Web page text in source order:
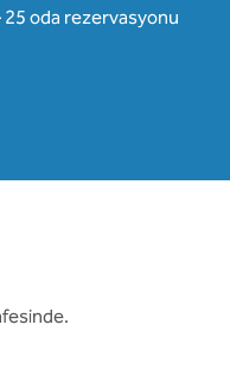
25 oda rezervasyonu